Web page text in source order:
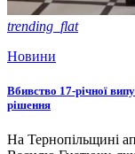
trending_flat
Новини
Вбивство 17-річної
рішення
На Тернопільщині